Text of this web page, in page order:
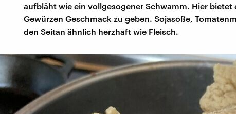
aufbläht wie ein vollgesogener Schwamm. Hier bietet
Gewürzen Geschmack zu geben. Sojasoße,
den Seitan ähnlich herzhaft wie Fleisch.